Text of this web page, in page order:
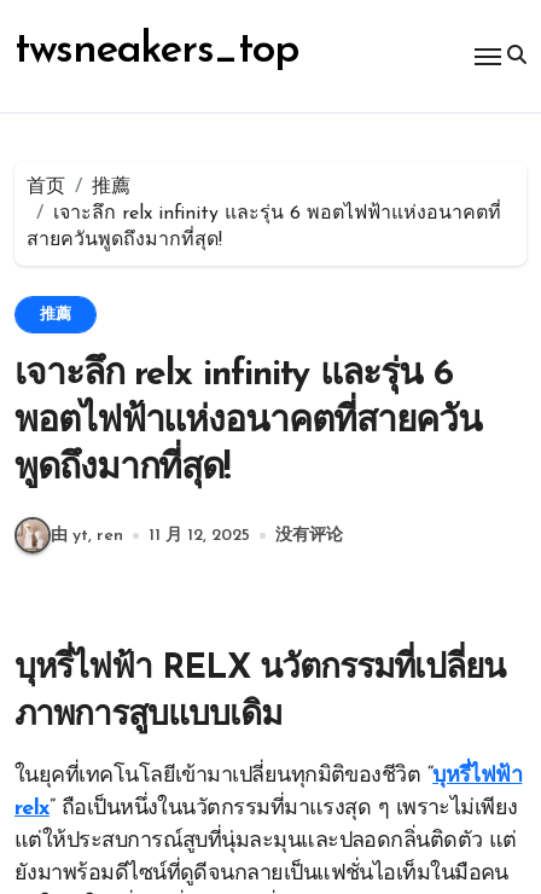
容
twsneakers_top
首页
推薦
เจาะลึก relx infinity และรุ่น 6 พอตไฟฟ้าแห่งอนาคตที่
สายควันพูดถึงมากที่สุด!
推薦
เจาะลึก relx infinity และรุ่น 6
พอตไฟฟ้าแห่งอนาคตที่สายควัน
พูดถึงมากที่สุด!
由 yt, ren 11 月 12, 2025 没有评论
บุหรี่ไฟฟ้า RELX นวัตกรรมที่เปลี่ยน
ภาพการสูบแบบเดิม
ในยุคที่เทคโนโลยีเข้ามาเปลี่ยนทุกมิติของชีวิต “บุหรี่ไฟฟ้า
relx” ถือเป็นหนึ่งในนวัตกรรมที่มาแรงสุด ๆ เพราะไม่เพียง
แต่ให้ประสบการณ์สูบที่นุ่มละมุนและปลอดกลิ่นติดตัว แต่
ยังมาพร้อมดีไซน์ที่ดูดีจนกลายเป็นแฟชั่นไอเท็มในมือคน